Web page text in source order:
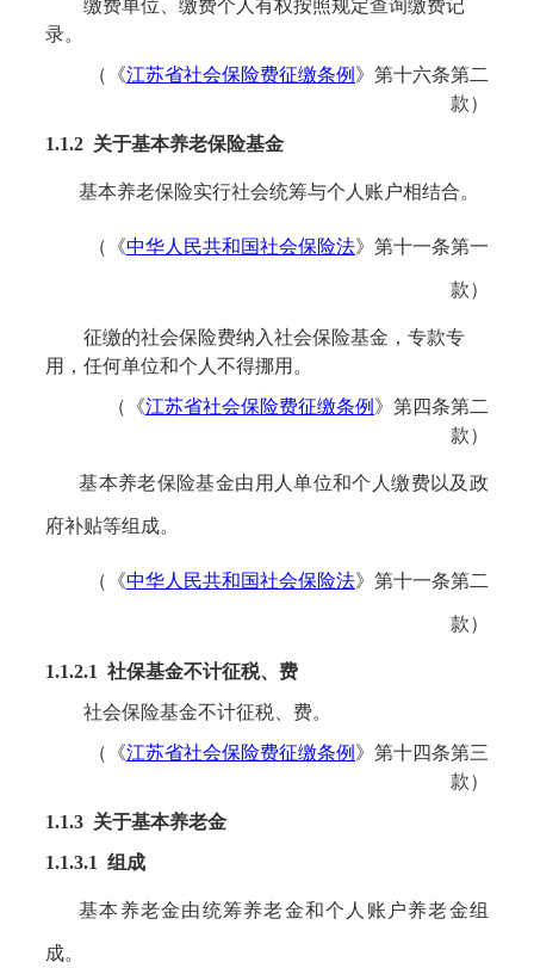
缴费单位、缴费个人有权按照规定查询缴费记
录。
（《江苏省社会保险费征缴条例 》 第十六条第二
款）
1.1.2 关于基本养老保险基金
基本养老保险实行社会统筹与个人账户相结合。
（《中华人民共和国社会保险法》第十一条第一
款）
征缴的社会保险费纳入社会保险基金，专款专
用，任何单位和个人不得挪用。
（《江苏省社会保险费征缴条例 》 第四条第二
款）
基本养老保险基金由用人单位和个人缴费以及政
府补贴等组成。
（《中华人民共和国社会保险法》第十一条第二
款）
1.1.2.1 社保基金不计征税、费
社会保险基金不计征税、费。
（《江苏省社会保险费征缴条例 》 第十四条第三
款）
1.1.3 关于基本养老金
1.1.3.1 组成
基本养老金由统筹养老金和个人账户养老金组
成。